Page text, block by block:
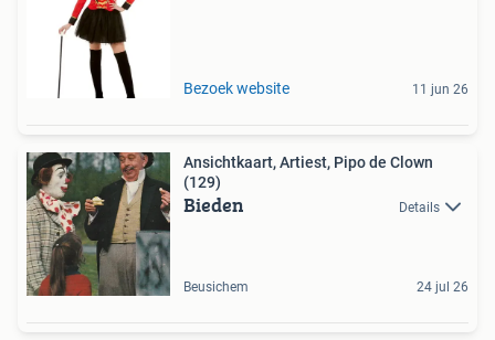
Bezoek website 11 jun 26
Ansichtkaart, Artiest, Pipo de Clown
(129)
Bieden Details
Beusichem 24 jul 26